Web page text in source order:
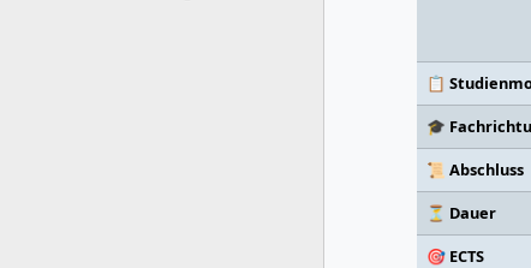
📋
🎓
📜 Abschluss
⏳ Dauer
🎯 ECTS